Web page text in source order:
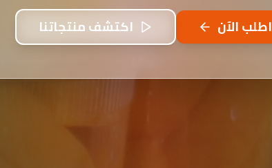
اطلب الآن اكتشف منتجاتنا